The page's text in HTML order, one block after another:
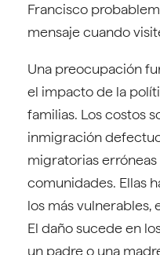
Francisco
mensaje cuando
Una preocupación
el impacto de la
familias. Los costos
inmigración
migratorias
comunidades. Ellas
los más vulnerables,
El daño sucede en
un padre o una